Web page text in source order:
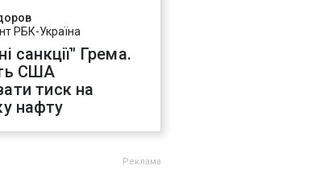
РБК-Україна
санкції" Грема.
США
тиск на
нафту